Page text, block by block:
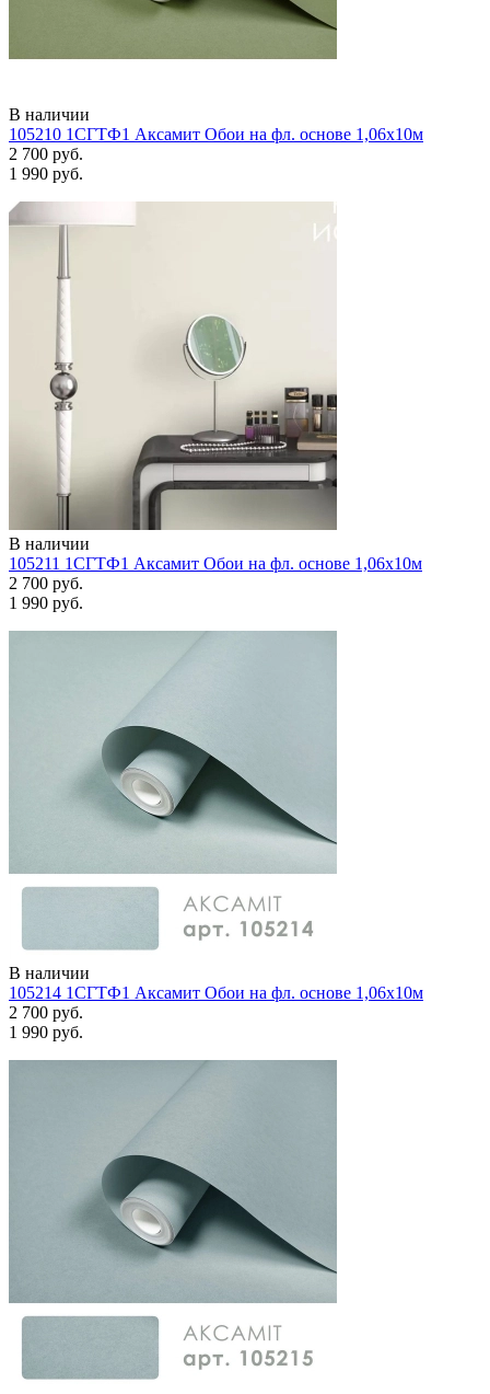
В наличии
105210 1СГТФ1 Аксамит Обои на фл. основе 1,06х10м
2 700 руб.
1 990 руб.
В наличии
105211 1СГТФ1 Аксамит Обои на фл. основе 1,06х10м
2 700 руб.
1 990 руб.
В наличии
105214 1СГТФ1 Аксамит Обои на фл. основе 1,06х10м
2 700 руб.
1 990 руб.